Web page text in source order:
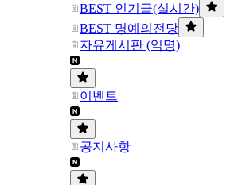
BEST 인기글(실시간)
BEST 명예의전당
자유게시판 (익명)
이벤트
공지사항